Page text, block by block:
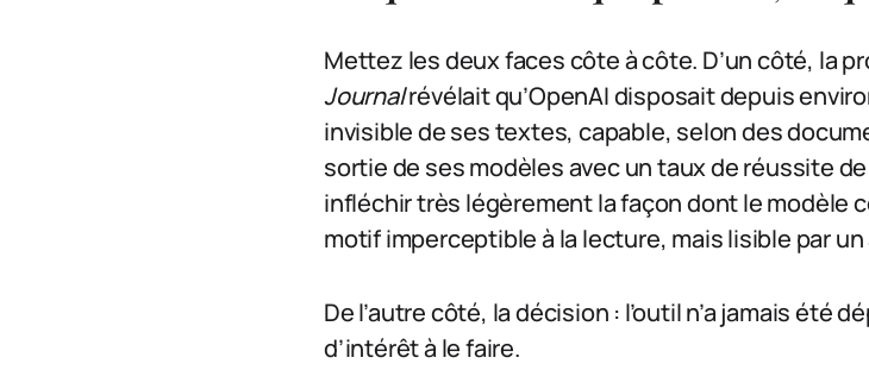
Mettez les deux faces côte à côte. D’un côté, la
Journalrévélait qu’OpenAI disposait depuis
invisible de ses textes, capable, selon des
sortie de ses modèles avec un taux de réussite
infléchir très légèrement la façon dont le modèle
motif imperceptible à la lecture, mais lisible par
De l’autre côté, la décision : l’outil n’a jamais été
d’intérêt à le faire.